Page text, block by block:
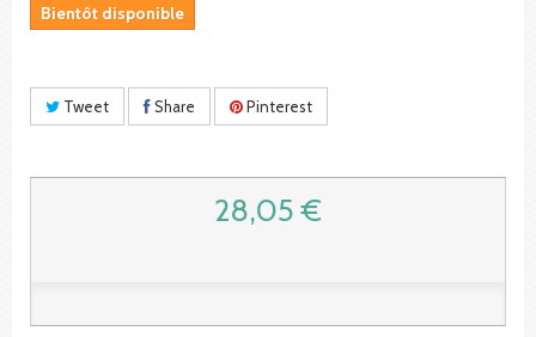
Bientôt disponible
Tweet Share Pinterest
28,05 €